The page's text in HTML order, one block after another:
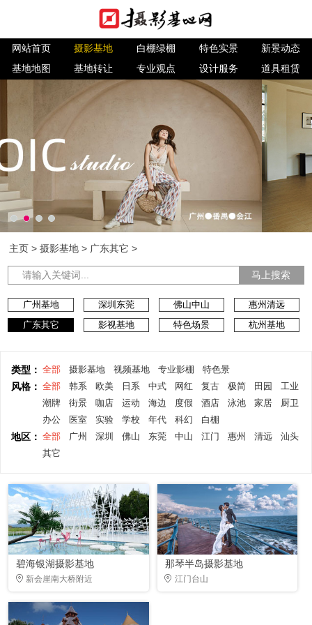
网站首页 摄影基地 白棚绿棚 特色实景
新景动态
基地地图
基地转让 专业观点 设计服务 道具租赁
主页 >摄影基地 > 广东其它 >
马上搜索
广州基地 深圳东莞 佛山中山
惠州清远
广东其它
影视基地 特色场景 杭州基地
类型： 全部 摄影基地 视频基地 专业影棚 特色景
风格： 全部 韩系 欧美 日系 中式 网红 复古 极简 田园
工业
潮牌
街景 咖店 运动 海边 度假 酒店 泳池 家居
厨卫
办公
医室 实验 学校 年代 科幻 白棚
地区： 全部 广州 深圳 佛山 东莞 中山 江门 惠州 清远
汕头
其它
碧海银湖摄影基地
新会崖南大桥附近
那琴半岛摄影基地
江门台山